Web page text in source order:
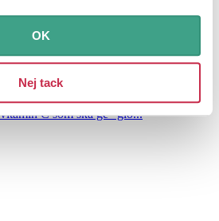
OK
Nej tack
– funkar det?
finns antirynkkrämer med vitamin
C som ska ge ”glo...